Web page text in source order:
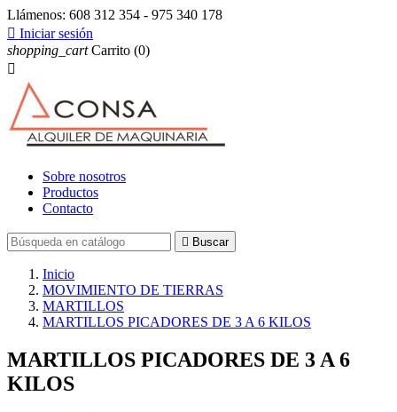
Llámenos: 608 312 354 - 975 340 178
 Iniciar sesión
shopping_cart Carrito (0)

Sobre nosotros
Productos
Contacto
 Buscar
Inicio
MOVIMIENTO DE TIERRAS
MARTILLOS
MARTILLOS PICADORES DE 3 A 6 KILOS
MARTILLOS PICADORES DE 3 A 6
KILOS